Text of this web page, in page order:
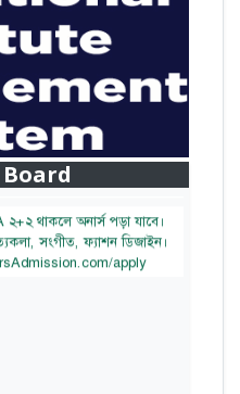
অনার্স পড়ার
৪ বছরে মোট খরচ ২ লক্ষ
লিংকঃ
apply
থাকলে অনার্স পড়া যাবে।
সংগীত, ফ্যাশন ডিজাইন।
apply